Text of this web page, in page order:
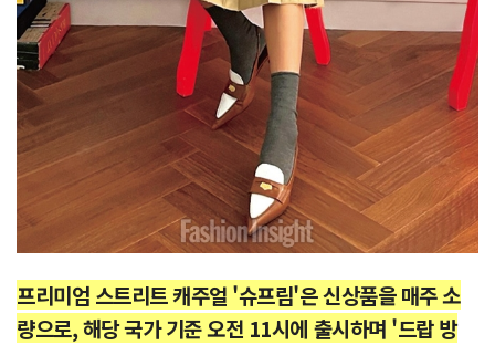
프리미엄 스트리트 캐주얼 '슈프림'은 신상품을 매주 소
량으로, 해당 국가 기준 오전 11시에 출시하며 '드랍 방